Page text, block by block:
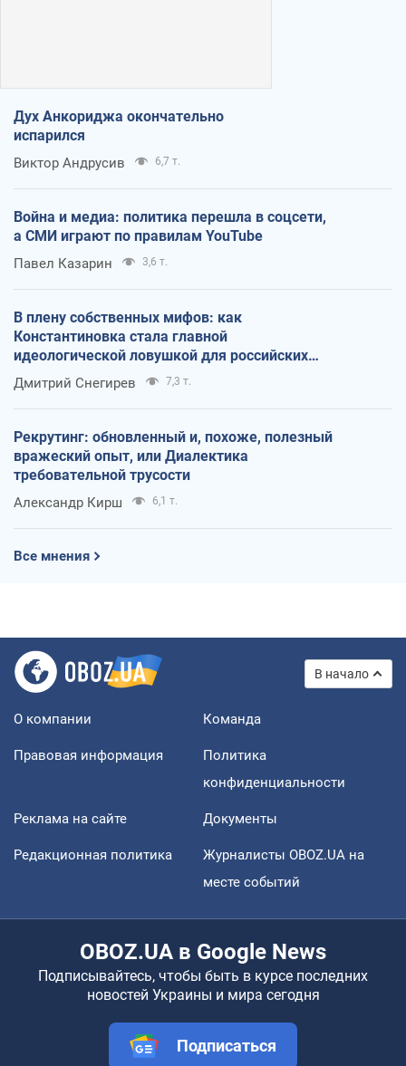
Дух Анкориджа окончательно
испарился
Виктор Андрусив 6,7 т.
Война и медиа: политика перешла в соцсети,
а СМИ играют по правилам YouTube
Павел Казарин 3,6 т.
В плену собственных мифов: как
Константиновка стала главной
идеологической ловушкой для российских
оккупантов
Дмитрий Снегирев 7,3 т.
Рекрутинг: обновленный и, похоже, полезный
вражеский опыт, или Диалектика
требовательной трусости
Александр Кирш 6,1 т.
Все мнения
В начало
О компании Команда
Правовая информация
Политика
конфиденциальности
Реклама на сайте Документы
Редакционная политика
Журналисты OBOZ.UA на
месте событий
OBOZ.UA в Google News
Подписывайтесь, чтобы быть в курсе последних
новостей Украины и мира сегодня
Подписаться